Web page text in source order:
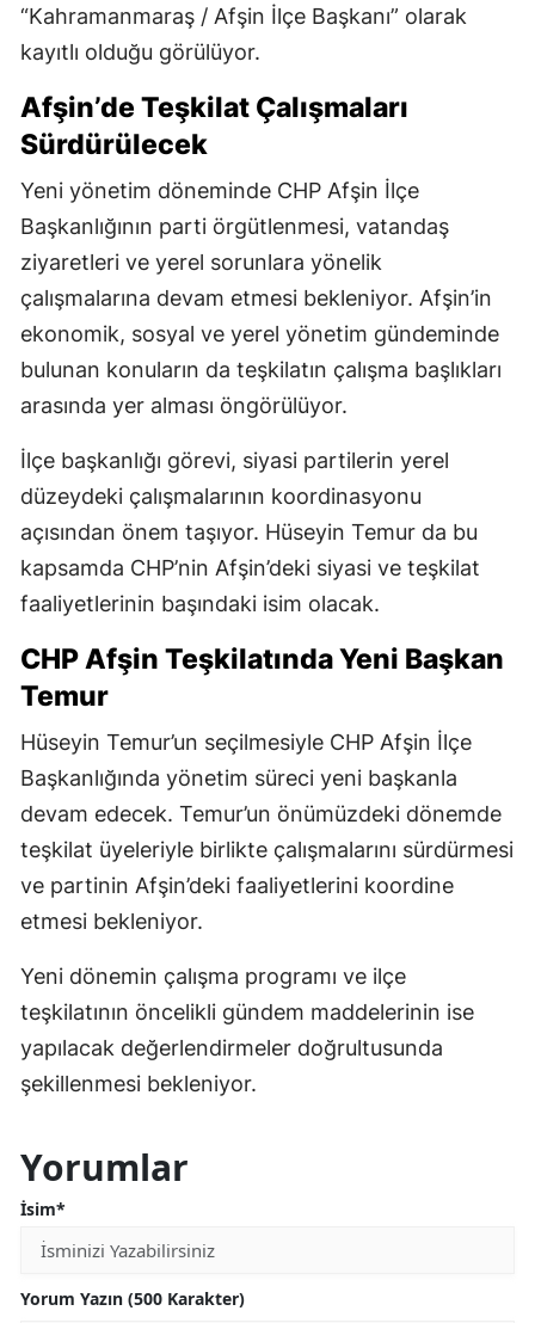
“Kahramanmaraş / Afşin İlçe Başkanı” olarak
kayıtlı olduğu görülüyor.
Afşin’de Teşkilat Çalışmaları
Sürdürülecek
Yeni yönetim döneminde CHP Afşin İlçe
Başkanlığının parti örgütlenmesi, vatandaş
ziyaretleri ve yerel sorunlara yönelik
çalışmalarına devam etmesi bekleniyor. Afşin’in
ekonomik, sosyal ve yerel yönetim gündeminde
bulunan konuların da teşkilatın çalışma başlıkları
arasında yer alması öngörülüyor.
İlçe başkanlığı görevi, siyasi partilerin yerel
düzeydeki çalışmalarının koordinasyonu
açısından önem taşıyor. Hüseyin Temur da bu
kapsamda CHP’nin Afşin’deki siyasi ve teşkilat
faaliyetlerinin başındaki isim olacak.
CHP Afşin Teşkilatında Yeni Başkan
Temur
Hüseyin Temur’un seçilmesiyle CHP Afşin İlçe
Başkanlığında yönetim süreci yeni başkanla
devam edecek. Temur’un önümüzdeki dönemde
teşkilat üyeleriyle birlikte çalışmalarını sürdürmesi
ve partinin Afşin’deki faaliyetlerini koordine
etmesi bekleniyor.
Yeni dönemin çalışma programı ve ilçe
teşkilatının öncelikli gündem maddelerinin ise
yapılacak değerlendirmeler doğrultusunda
şekillenmesi bekleniyor.
Yorumlar
İsim*
Yorum Yazın (500 Karakter)